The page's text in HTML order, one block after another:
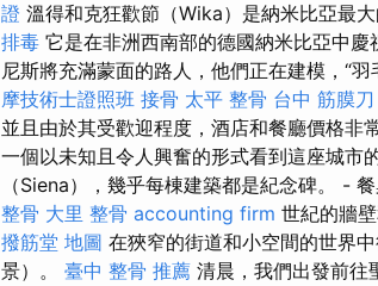
證 溫得和克狂歡節（Wika）是納米比亞最
排毒 它是在非洲西南部的德國納米比亞中
尼斯將充滿蒙面的路人，他們正在建模，“
摩技術士證照班 接骨 太平 整骨 台中 筋膜刀
並且由於其受歡迎程度，酒店和餐廳價格非
一個以未知且令人興奮的形式看到這座城市
（Siena），幾乎每棟建築都是紀念碑。 -
整骨 大里 整骨 accounting firm 世紀的牆
撥筋堂 地圖 在狹窄的街道和小空間的世界
景）。 臺中 整骨 推薦 清晨，我們出發前往